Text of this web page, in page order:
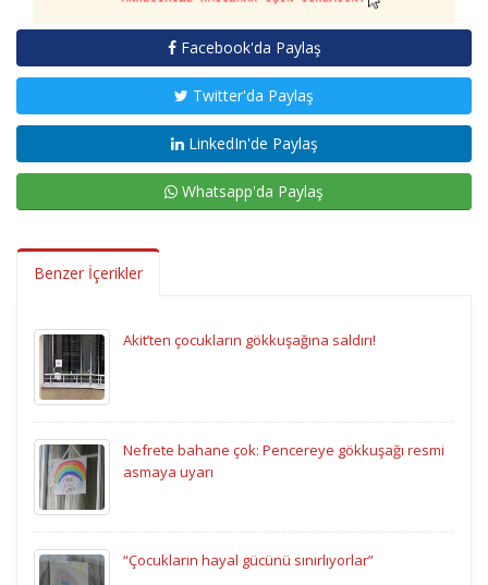
Facebook'da Paylaş
Twitter'da Paylaş
LinkedIn'de Paylaş
Whatsapp'da Paylaş
Benzer İçerikler
Akit’ten çocukların gökkuşağına saldırı!
Nefrete bahane çok: Pencereye gökkuşağı resmi
asmaya uyarı
“Çocukların hayal gücünü sınırlıyorlar”